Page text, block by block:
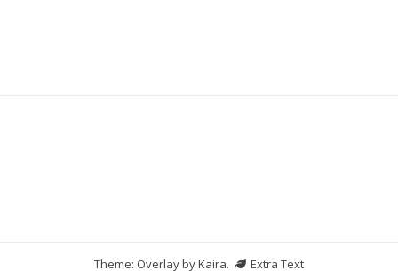
Theme: Overlay byKaira. Extra Text